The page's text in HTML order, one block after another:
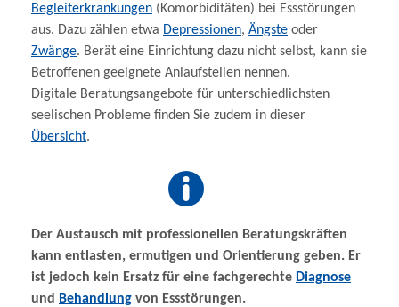
Begleiterkrankungen (Komorbiditäten) bei Essstörungen
aus. Dazu zählen etwa Depressionen, Ängste oder
Zwänge. Berät eine Einrichtung dazu nicht selbst, kann sie
Betroffenen geeignete Anlaufstellen nennen.
Digitale Beratungsangebote für unterschiedlichsten
seelischen Probleme finden Sie zudem in dieser
Übersicht.
Der Austausch mit professionellen Beratungskräften
kann entlasten, ermutigen und Orientierung geben. Er
ist jedoch kein Ersatz für eine fachgerechte Diagnose
und
Behandlung von Essstörungen.